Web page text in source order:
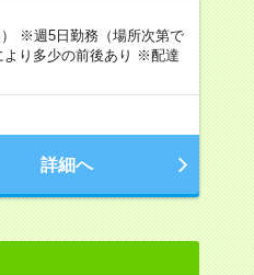
※週5日勤務（場所次第で
り多少の前後あり ※配達
詳細へ